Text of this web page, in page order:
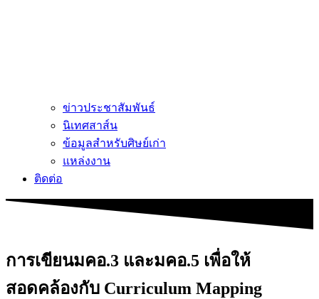
ข่าวประชาสัมพันธ์
นิเทศสาส์น
ข้อมูลสำหรับศิษย์เก่า
แหล่งงาน
ติดต่อ
การเขียนมคอ.3 และมคอ.5 เพื่อให้
สอดคล้องกับ Curriculum Mapping